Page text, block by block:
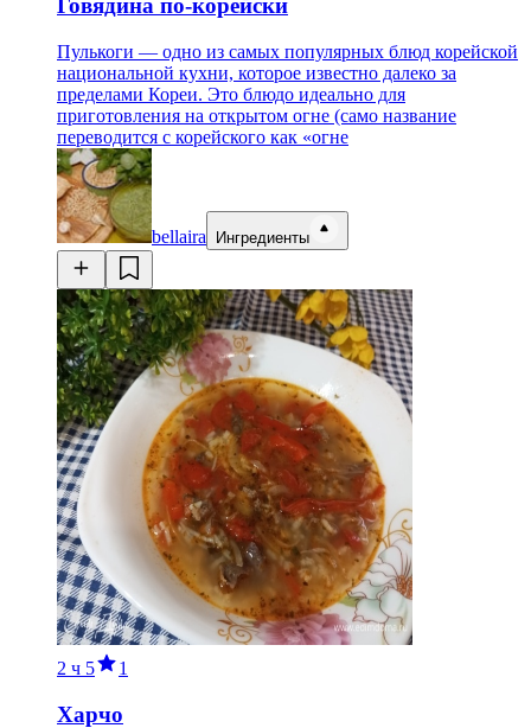
Говядина по-корейски
Пулькоги — одно из самых популярных блюд корейской
национальной кухни, которое известно далеко за
пределами Кореи. Это блюдо идеально для
приготовления на открытом огне (само название
переводится с корейского как «огне
bellaira Ингредиенты
2 ч 5 1
Харчо